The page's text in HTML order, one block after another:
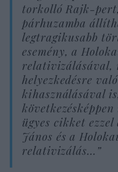
torkolló Rajk-
párhuzamba
legtragikusabb
esemény, a
relativizálásával,
helyezkedésre való
kihasználásával
ügyes cikket
János és a
relativizálás…”